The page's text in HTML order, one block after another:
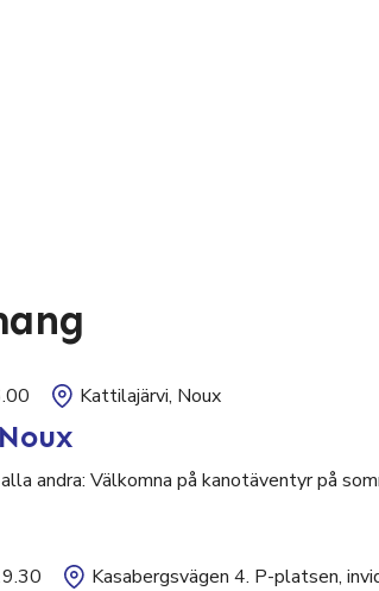
Kattilajärvi, Noux
andra: Välkomna på kanotäventyr på
Kasabergsvägen 4. P-platsen,